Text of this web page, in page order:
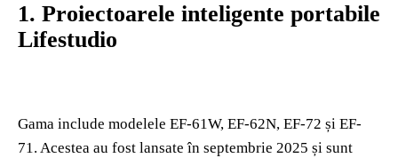
1.⁠ ⁠Proiectoarele inteligente portabile
Lifestudio
Gama include modelele EF-61W, EF-62N, EF-72 și EF-
71. Acestea au fost lansate în septembrie 2025 și sunt